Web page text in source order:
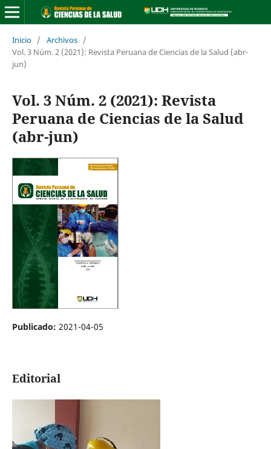
Inicio / Archivos /
Vol. 3 Núm. 2 (2021): Revista Peruana de Ciencias de la Salud (abr-
jun)
Vol. 3 Núm. 2 (2021): Revista
Peruana de Ciencias de la Salud
(abr-jun)
Publicado: 2021-04-05
Editorial